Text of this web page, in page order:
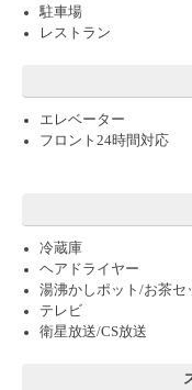
駐車場
レストラン
エレベーター
フロント24時間対応
冷蔵庫
ヘアドライヤー
湯沸かしポット/お茶セ
テレビ
衛星放送/CS放送